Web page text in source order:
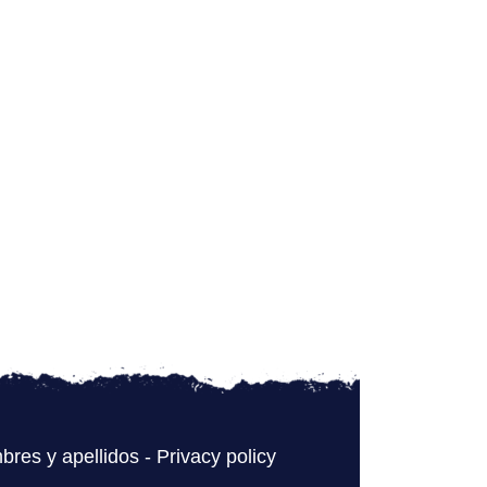
y apellidos- Privacy policy